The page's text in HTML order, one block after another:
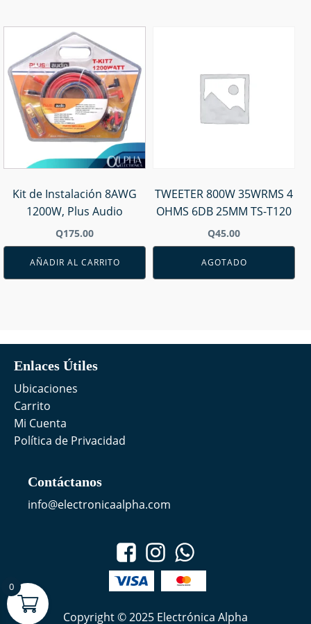
Kit de Instalación 8AWG
1200W, Plus Audio
Q175.00
AÑADIR AL CARRITO
TWEETER 800W 35WRMS 4
OHMS 6DB 25MM TS-T120
Q45.00
AGOTADO
Enlaces Útiles
Ubicaciones
Carrito
Mi Cuenta
Política de Privacidad
Contáctanos
info@electronicaalpha.com
Copyright © 2025 Electrónica Alpha
0